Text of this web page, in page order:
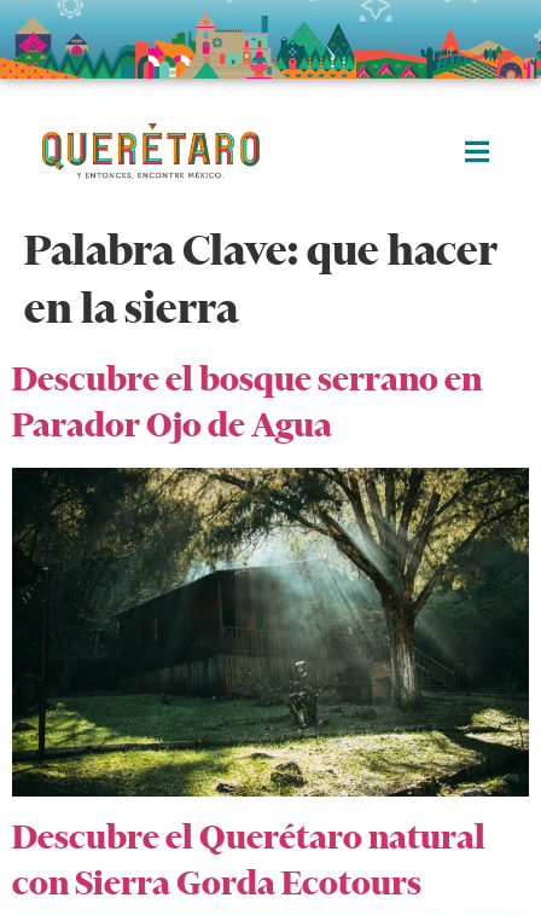
Palabra Clave:que hacer
en la sierra
Descubre el bosque serrano en
Parador Ojo de Agua
Descubre el Querétaro natural
con Sierra Gorda Ecotours